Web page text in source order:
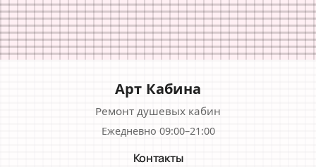
Арт Кабина
Ремонт душевых кабин
Ежедневно 09:00–21:00
Контакты